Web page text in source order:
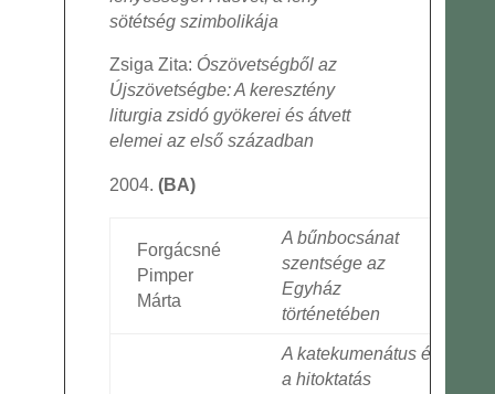
sötétség szimbolikája
Zsiga Zita: Ószövetségből az
Újszövetségbe: A keresztény
liturgia zsidó gyökerei és átvett
elemei az első században
(BA)
Forgácsné
Pimper
Márta
A bűnbocsánat
szentsége az
Egyház
történetében
A katekumenátus és
a hitoktatás